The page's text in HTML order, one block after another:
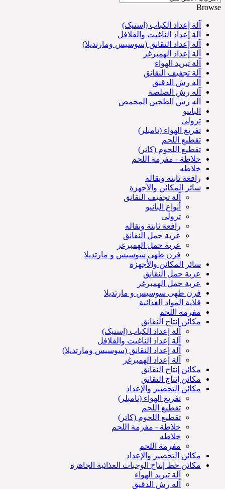
Browse
آلة إعداد الكباب (إستيک)
آلة إعداد الناغيت والفلافل
آلة إعداد النقانق (سوسیس ومارتديلا)
آلة إعداد الهمبرغر
آلة تبريد الهواء
آلة تجفيف النقانق
آله رش الدقیق
آله رش الصلصة
آله رش الطحين المحمص
البانيو
ترولی
تفريغ الهواء (تامبلر)
تقطيع اللحم
تقطيع اللحوم (کاتر)
خلاطة - مفرمة اللحم
خلاطه
رافعة ثابتة ونقاله
سائر المكائن والأجهزة
آلة تجفيف النقانق
أنواع البانيو
ترولی
رافعة ثابتة ونقاله
عربة حمل النقانق
عربة حمل الهمبرغر
فرن طهی سوسیس و مارتديلا
سائر المكائن والأجهزة
عربة حمل النقانق
عربة حمل الهمبرغر
فرن طهی سوسیس و مارتديلا
قلاية المواد الغذائية
مفرمة اللحم
مكائن إنتاج النقانق
آلة إعداد الكباب (إستيک)
آلة إعداد الناغيت والفلافل
آلة إعداد النقانق (سوسیس ومارتديلا)
آلة إعداد الهمبرغر
مكائن إنتاج النقانق
مكائن إنتاج النقانق
مكائن التحضير والإعداد
تفريغ الهواء (تامبلر)
تقطيع اللحم
تقطيع اللحوم (کاتر)
خلاطة - مفرمة اللحم
خلاطه
مفرمة اللحم
مكائن التحضير والإعداد
مكائن خط إنتاج الوجبات الغذائية الجاهزة
آلة تبريد الهواء
آله رش الدقیق